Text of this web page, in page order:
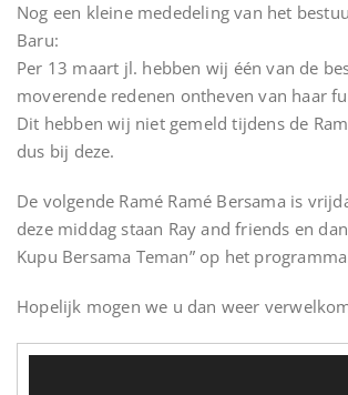
Nog een kleine mededeling van het
Baru:
Per 13 maart jl. hebben wij één van de
moverende redenen ontheven van haar
Dit hebben wij niet gemeld tijdens de
dus bij deze.
De volgende Ramé Ramé Bersama is
deze middag staan Ray and friends en
Kupu Bersama Teman” op het
Hopelijk mogen we u dan weer